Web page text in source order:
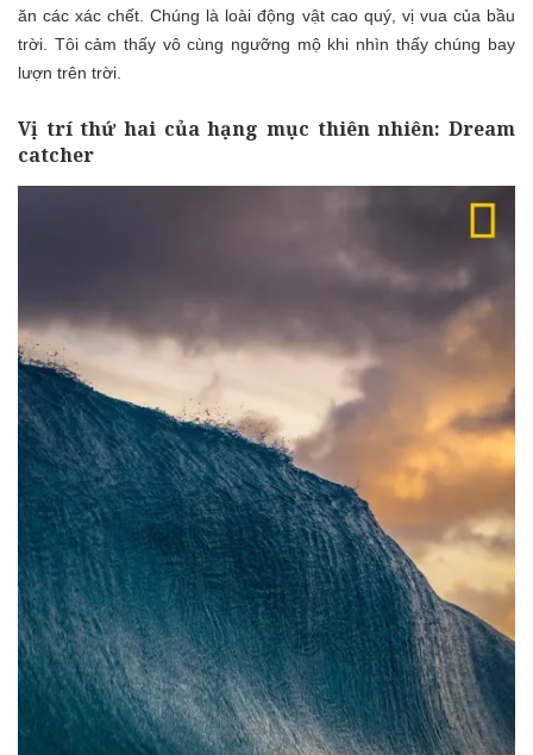
ăn các xác chết. Chúng là loài động vật cao quý, vị vua của bầu
trời. Tôi cảm thấy vô cùng ngưỡng mộ khi nhìn thấy chúng bay
lượn trên trời.
Vị trí thứ hai của hạng mục thiên nhiên: Dream
catcher